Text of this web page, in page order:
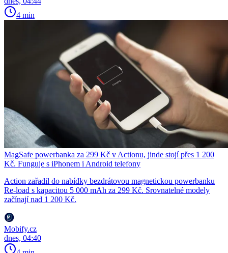
4 min
MagSafe powerbanka za 299 Kč v Actionu, jinde stojí přes 1 200
Kč. Funguje s iPhonem i Android telefony
Action zařadil do nabídky bezdrátovou magnetickou powerbanku
Re-load s kapacitou 5 000 mAh za 299 Kč. Srovnatelné modely
začínají nad 1 200 Kč.
Mobify.cz
dnes, 04:40